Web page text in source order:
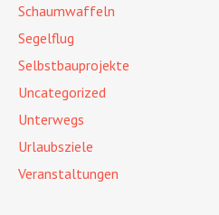
Schaumwaffeln
Segelflug
Selbstbauprojekte
Uncategorized
Unterwegs
Urlaubsziele
Veranstaltungen